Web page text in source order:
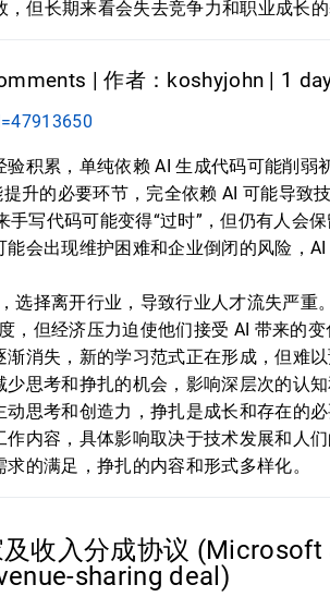
但长期来看会失去竞争力和职业成长的
| 作者：koshyjohn | 1
积累，单纯依赖 AI 生成代码可能削弱
升的必要环节，完全依赖 AI 可能导致技
写代码可能变得“过时”，但仍有人会保
会出现维护困难和企业倒闭的风险，
选择离开行业，导致行业人才流失严重。
，但经济压力迫使他们接受 AI 带来的变
消失，新的学习范式正在形成，但难以
思考和挣扎的机会，影响深层次的认知
思考和创造力，挣扎是成长和存在的必
内容，具体影响取决于技术发展和人们
的满足，挣扎的内容和形式多样化。
收入分成协议 (Microsoft
sharing deal)